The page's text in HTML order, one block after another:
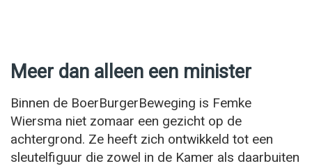
Meer dan alleen een minister
Binnen de BoerBurgerBeweging is Femke
Wiersma niet zomaar een gezicht op de
achtergrond. Ze heeft zich ontwikkeld tot een
sleutelfiguur die zowel in de Kamer als daarbuiten